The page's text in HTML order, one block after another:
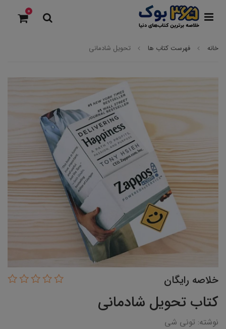
0
خانه فهرست کتاب ها تحویل شادمانی
خلاصه رایگان
کتاب تحویل شادمانی
نوشته: تونی شی